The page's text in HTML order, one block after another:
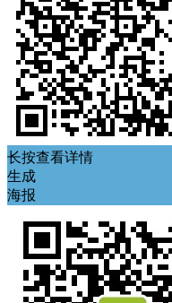
长按查看详情
生成
海报